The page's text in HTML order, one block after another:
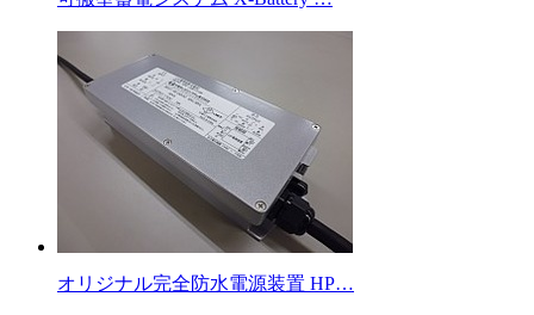
オリジナル完全防水電源装置 HP…